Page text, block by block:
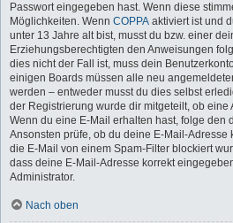
Passwort eingegeben hast. Wenn diese
Möglichkeiten. Wenn COPPA aktiviert ist und
unter 13 Jahre alt bist, musst du bzw. einer
Erziehungsberechtigten den Anweisungen
dies nicht der Fall ist, muss dein
einigen Boards müssen alle neu
werden – entweder musst du dies selbst
der Registrierung wurde dir mitgeteilt, ob eine
Wenn du eine E-Mail erhalten hast, folge den
Ansonsten prüfe, ob du deine E-Mail-
die E-Mail von einem Spam-Filter blockiert
dass deine E-Mail-Adresse korrekt
Administrator.
Nach oben